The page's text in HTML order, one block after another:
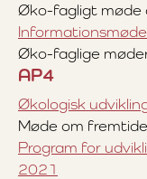
Øko-fagligt møde
Øko-faglige
AP4
Økologisk
Møde om
Program for
2021